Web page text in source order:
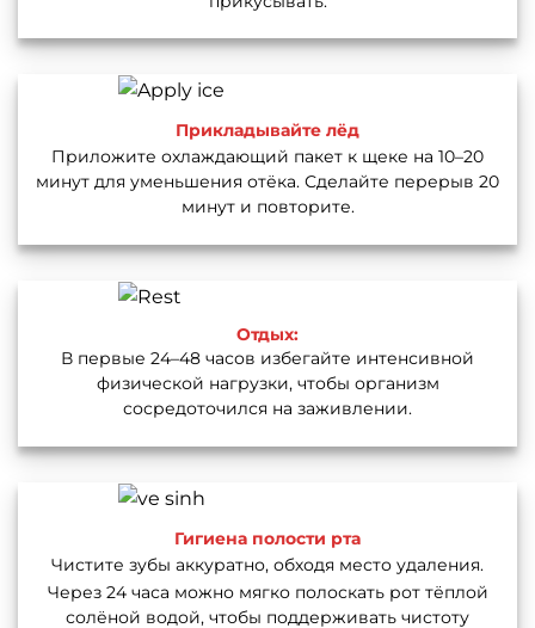
Прикладывайте лёд
Приложите охлаждающий пакет к щеке на 10–20
минут для уменьшения отёка. Сделайте перерыв 20
минут и повторите.
Отдых:
В первые 24–48 часов избегайте интенсивной
физической нагрузки, чтобы организм
сосредоточился на заживлении.
Гигиена полости рта
Чистите зубы аккуратно, обходя место удаления.
Через 24 часа можно мягко полоскать рот тёплой
солёной водой, чтобы поддерживать чистоту